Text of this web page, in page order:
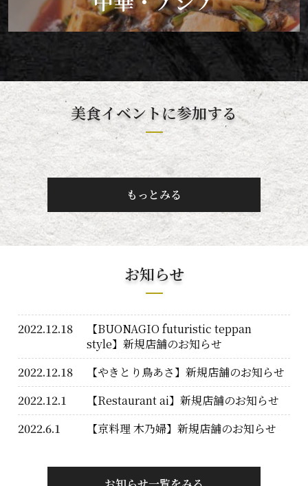
美食イベントに参加する
もっとみる
お知らせ
2022.12.18
【BUONAGIO futuristic teppan
style】新規店舗のお知らせ
2022.12.18
【やきとり鳥あさ】新規店舗のお知らせ
2022.12.1
【Restaurant ai】新規店舗のお知らせ
2022.6.1
【京料理 木乃婦】新規店舗のお知らせ